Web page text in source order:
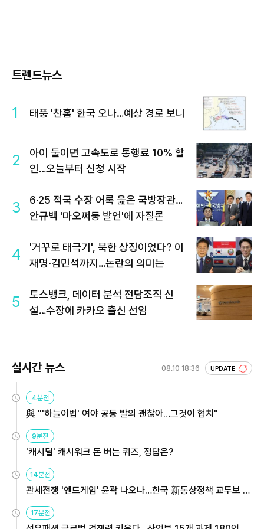
트렌드뉴스
1 태풍 '찬홈' 한국 오나…예상 경로 보니
2
아이 둘이면 고속도로 통행료 10% 할
인…오늘부터 신청 시작
3
6·25 적국 수장 어록 읊은 국방장관…
안규백 '마오쩌둥 발언'에 자질론
4
'거꾸로 태극기', 북한 상징이었다? 이
재명·김민석까지…논란의 의미는
5
토스뱅크, 데이터 분석 전담조직 신
설…수장에 카카오 출신 선임
실시간 뉴스 08.10 18:36 UPDATE
4분전
與 "'하늘이법' 여야 공동 발의 괜찮아…그것이 협치"
9분전
'캐시딜' 캐시워크 돈 버는 퀴즈, 정답은?
14분전
관세전쟁 '엔드게임' 윤곽 나오나…한국 新통상정책 교두보 활
17분전